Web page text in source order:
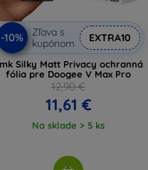
-10%
Zľava s
kupónom
EXTRA10
Silky Matt Privacy ochranná
fólia pre Doogee V Max Pro
12,90 €
11,61 €
Na sklade > 5 ks